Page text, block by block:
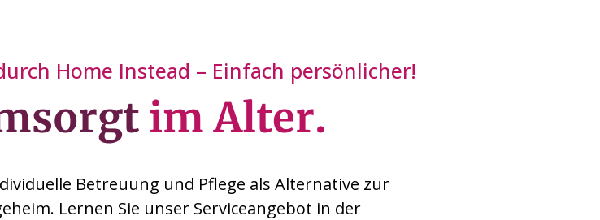
Home Instead – Einfach persönlicher!
im Alter.
Betreuung und Pflege als Alternative zur
Lernen Sie unser Serviceangebot in der